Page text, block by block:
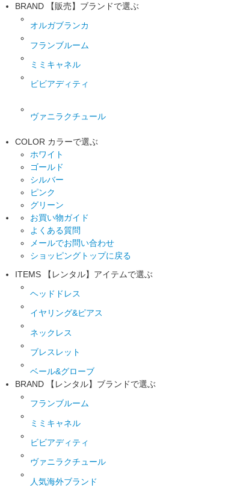
BRAND
【販売】ブランドで選ぶ
オルガブランカ
フランブルーム
ミミキャネル
ビビアディティ
ヴァニラクチュール
COLOR カラーで選ぶ
ホワイト
ゴールド
シルバー
ピンク
グリーン
お買い物ガイド
よくある質問
メールでお問い合わせ
ショッピングトップに戻る
ITEMS
【レンタル】アイテムで選ぶ
ヘッドドレス
イヤリング&ピアス
ネックレス
ブレスレット
ベール&グローブ
BRAND
【レンタル】ブランドで選ぶ
フランブルーム
ミミキャネル
ビビアディティ
ヴァニラクチュール
人気海外ブランド